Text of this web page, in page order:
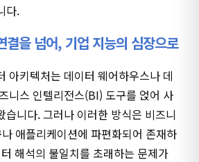
다.
결을 넘어, 기업 지능의 심장으로
아키텍처는 데이터 웨어하우스나 데
니스 인텔리전스(BI) 도구를 얹어 사
습니다. 그러나 이러한 방식은 비즈니
애플리케이션에 파편화되어 존재하
해석의 불일치를 초래하는 문제가